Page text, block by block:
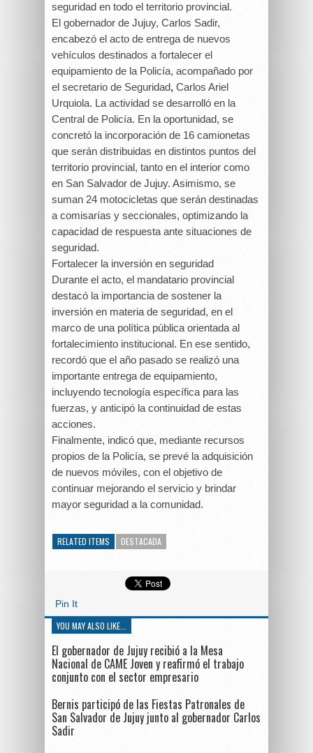
seguridad en todo el territorio provincial.
El gobernador de Jujuy, Carlos Sadir,
encabezó el acto de entrega de nuevos
vehículos destinados a fortalecer el
equipamiento de la Policía, acompañado por
el secretario de Seguridad, Carlos Ariel
Urquiola. La actividad se desarrolló en la
Central de Policía. En la oportunidad, se
concretó la incorporación de 16 camionetas
que serán distribuidas en distintos puntos del
territorio provincial, tanto en el interior como
en San Salvador de Jujuy. Asimismo, se
suman 24 motocicletas que serán destinadas
a comisarías y seccionales, optimizando la
capacidad de respuesta ante situaciones de
seguridad.
Fortalecer la inversión en seguridad
Durante el acto, el mandatario provincial
destacó la importancia de sostener la
inversión en materia de seguridad, en el
marco de una política pública orientada al
fortalecimiento institucional. En ese sentido,
recordó que el año pasado se realizó una
importante entrega de equipamiento,
incluyendo tecnología específica para las
fuerzas, y anticipó la continuidad de estas
acciones.
Finalmente, indicó que, mediante recursos
propios de la Policía, se prevé la adquisición
de nuevos móviles, con el objetivo de
continuar mejorando el servicio y brindar
mayor seguridad a la comunidad.
RELATED ITEMS DESTACADA
Pin It
YOU MAY ALSO LIKE...
El gobernador de Jujuy recibió a la Mesa
Nacional de CAME Joven y reafirmó el trabajo
conjunto con el sector empresario
Bernis participó de las Fiestas Patronales de
San Salvador de Jujuy junto al gobernador Carlos
Sadir